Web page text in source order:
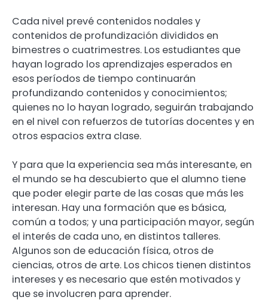
Cada nivel prevé contenidos nodales y
contenidos de profundización divididos en
bimestres o cuatrimestres. Los estudiantes que
hayan logrado los aprendizajes esperados en
esos períodos de tiempo continuarán
profundizando contenidos y conocimientos;
quienes no lo hayan logrado, seguirán trabajando
en el nivel con refuerzos de tutorías docentes y en
otros espacios extra clase.
Y para que la experiencia sea más interesante, en
el mundo se ha descubierto que el alumno tiene
que poder elegir parte de las cosas que más les
interesan. Hay una formación que es básica,
común a todos; y una participación mayor, según
el interés de cada uno, en distintos talleres.
Algunos son de educación física, otros de
ciencias, otros de arte. Los chicos tienen distintos
intereses y es necesario que estén motivados y
que se involucren para aprender.